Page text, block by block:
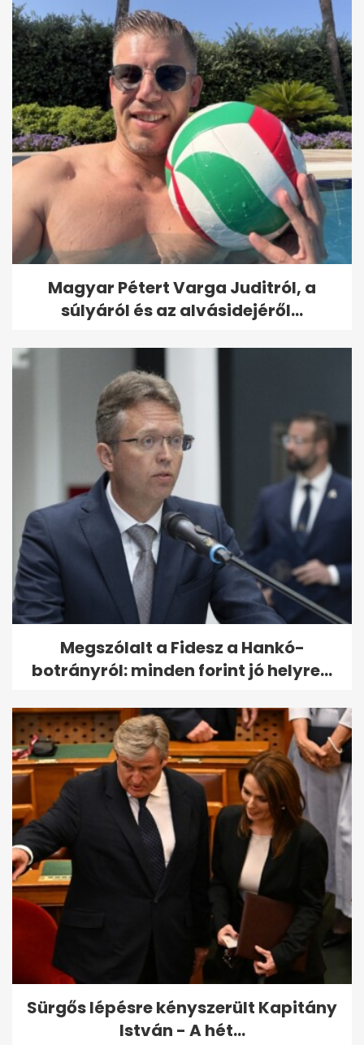
Magyar Pétert Varga Juditról, a
súlyáról és az alvásidejéről...
Megszólalt a Fidesz a Hankó-
botrányról: minden forint jó helyre...
Sürgős lépésre kényszerült Kapitány
István - A hét...